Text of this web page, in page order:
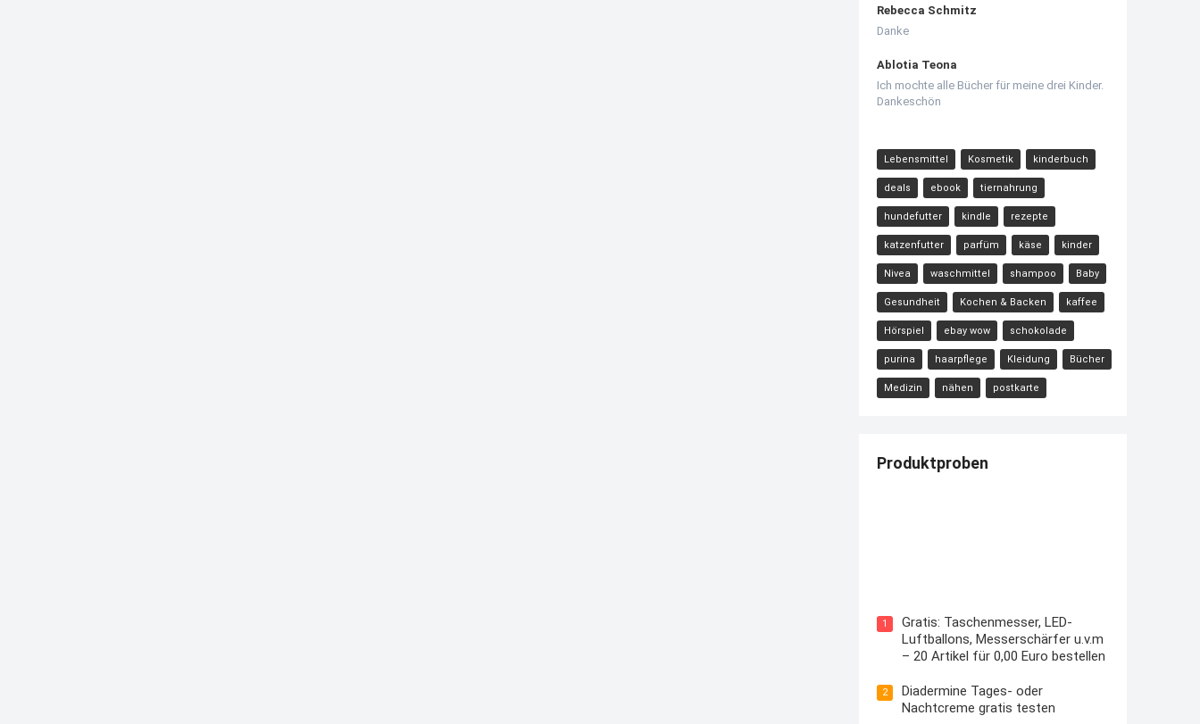
Rebecca Schmitz
Danke
Ablotia Teona
Ich mochte alle Bücher für meine drei Kinder.
Dankeschön
Lebensmittel Kosmetik kinderbuch
deals ebook tiernahrung
hundefutter kindle rezepte
katzenfutter parfüm käse kinder
Nivea waschmittel shampoo Baby
Gesundheit Kochen & Backen kaffee
Hörspiel ebay wow schokolade
purina haarpflege Kleidung Bücher
Medizin nähen postkarte
Produktproben
1
Gratis: Taschenmesser, LED-
Luftballons, Messerschärfer u.v.m
– 20 Artikel für 0,00 Euro bestellen
2
Diadermine Tages- oder
Nachtcreme gratis testen